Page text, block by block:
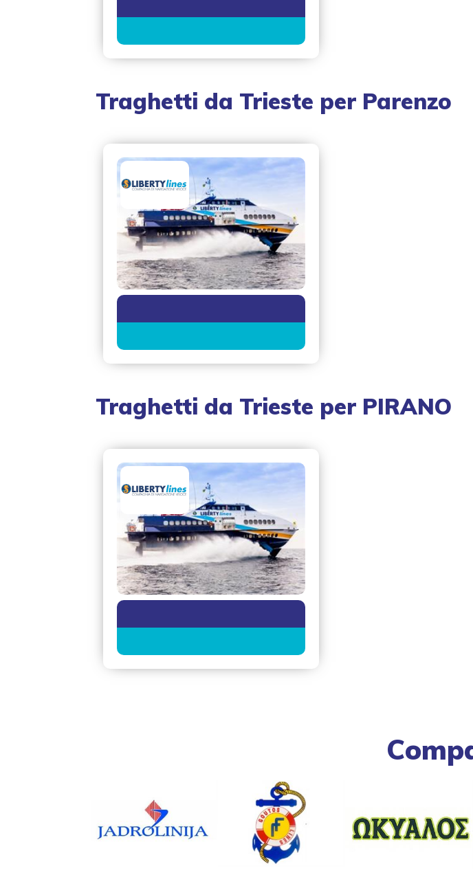
Traghetti da Trieste per Parenzo
Traghetti da Trieste per PIRANO